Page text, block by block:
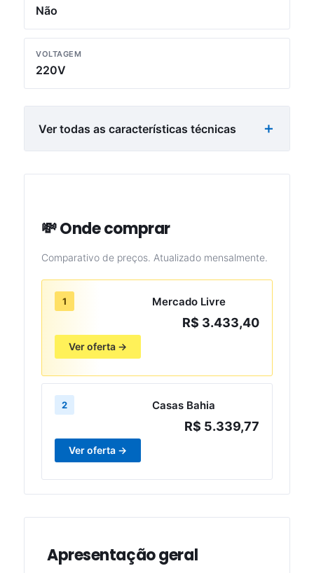
Não
VOLTAGEM
220V
Ver todas as características técnicas
💸 Onde comprar
Comparativo de preços. Atualizado mensalmente.
1 Mercado Livre
R$ 3.433,40
Ver oferta →
2 Casas Bahia
R$ 5.339,77
Ver oferta →
Apresentação geral